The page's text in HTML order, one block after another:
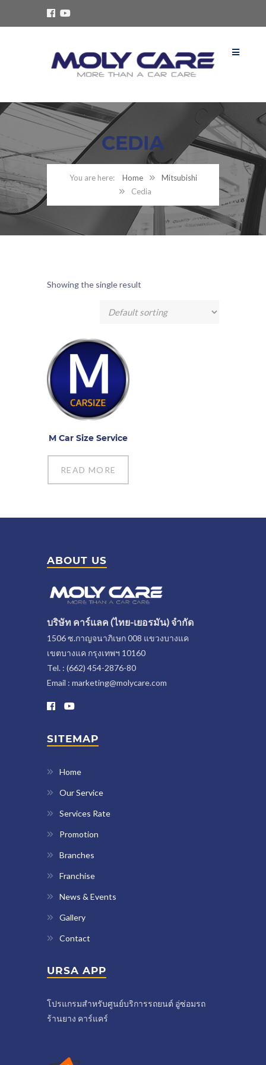
CEDIA
Home
Mitsubishi
Cedia
Showing the single result
M Car Size Service
READ MORE
ABOUT US
บริษัท คาร์แลค (ไทย-เยอรมัน) จำกัด
1506 ซ.กาญจนาภิเษก 008 แขวงบางแค
เขตบางแค กรุงเทพฯ 10160
Tel. : (662) 454-2876-80
Email : marketing@molycare.com
SITEMAP
Home
Our Service
Services Rate
Promotion
Branches
Franchise
News & Events
Gallery
Contact
URSA APP
โปรแกรมสำหรับศูนย์บริการรถยนต์ อู่ซ่อมรถ
ร้านยาง คาร์แคร์